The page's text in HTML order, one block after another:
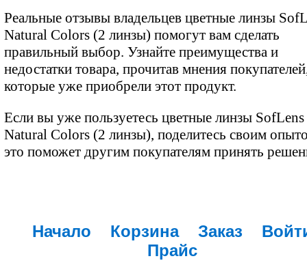
Реальные отзывы владельцев цветные линзы
Natural Colors (2 линзы) помогут вам сделать
правильный выбор. Узнайте преимущества и
недостатки товара, прочитав мнения
которые уже приобрели этот продукт.
Если вы уже пользуетесь цветные линзы SofLens
Natural Colors (2 линзы), поделитесь своим
это поможет другим покупателям принять
Начало Корзина Заказ
Прайс